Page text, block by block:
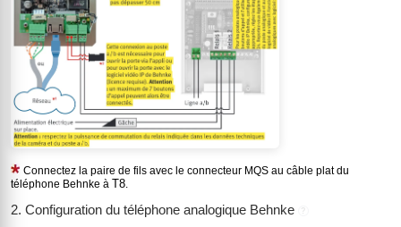
Connectez la paire de fils avec le connecteur MQS au câble plat du
téléphone Behnke à T8.
2. Configuration du téléphone analogique Behnke ?